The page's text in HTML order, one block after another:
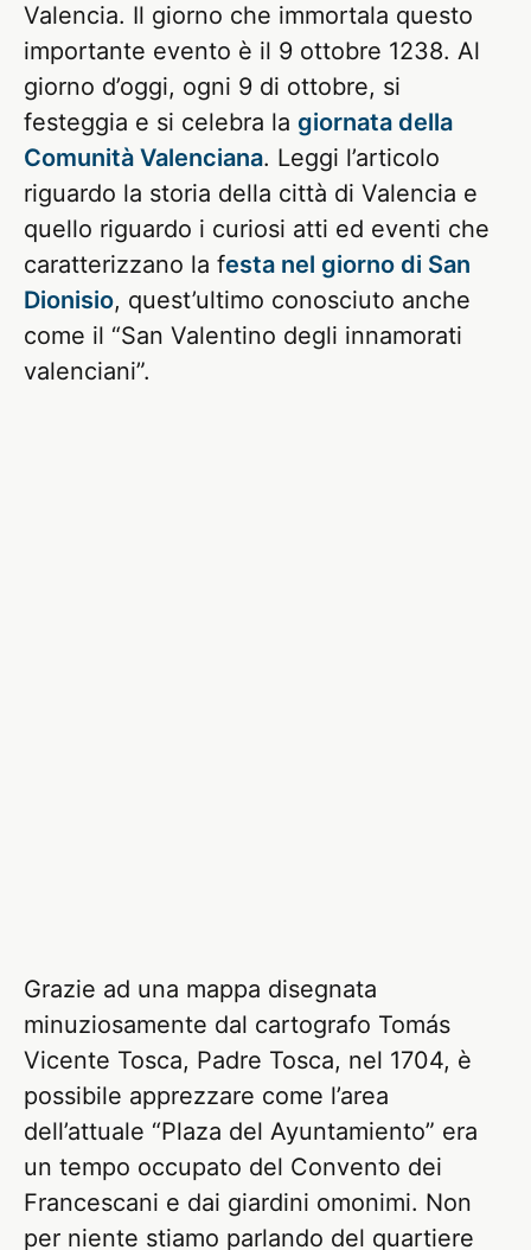
Valencia. Il giorno che immortala questo
importante evento è il 9 ottobre 1238. Al
giorno d’oggi, ogni 9 di ottobre, si
festeggia e si celebra la giornata della
Comunità Valenciana. Leggi l’articolo
riguardo la storia della città di Valencia e
quello riguardo i curiosi atti ed eventi che
caratterizzano la festa nel giorno di San
Dionisio, quest’ultimo conosciuto anche
come il “San Valentino degli innamorati
valenciani”.
Grazie ad una mappa disegnata
minuziosamente dal cartografo Tomás
Vicente Tosca, Padre Tosca, nel 1704, è
possibile apprezzare come l’area
dell’attuale “Plaza del Ayuntamiento” era
un tempo occupato del Convento dei
Francescani e dai giardini omonimi. Non
per niente stiamo parlando del quartiere